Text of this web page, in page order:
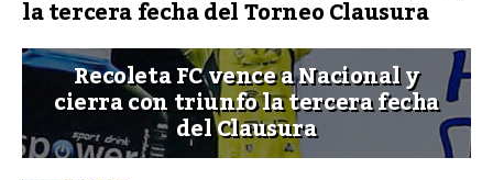
la tercera fecha del Torneo Clausura
Recoleta FC vence a Nacional y
cierra con triunfo la tercera fecha
del Clausura